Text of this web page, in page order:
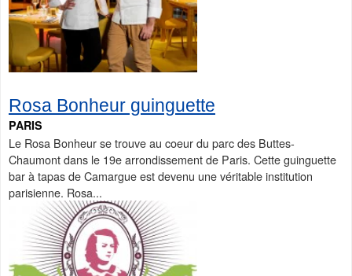
Rosa Bonheur guinguette
PARIS
Le Rosa Bonheur se trouve au coeur du parc des Buttes-
Chaumont dans le 19e arrondissement de Paris. Cette guinguette
bar à tapas de Camargue est devenu une véritable institution
parisienne. Rosa...